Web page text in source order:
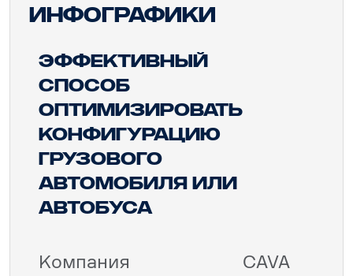
инфографики
Эффективный
способ
оптимизировать
конфигурацию
грузового
автомобиля или
автобуса
Компания CAVA